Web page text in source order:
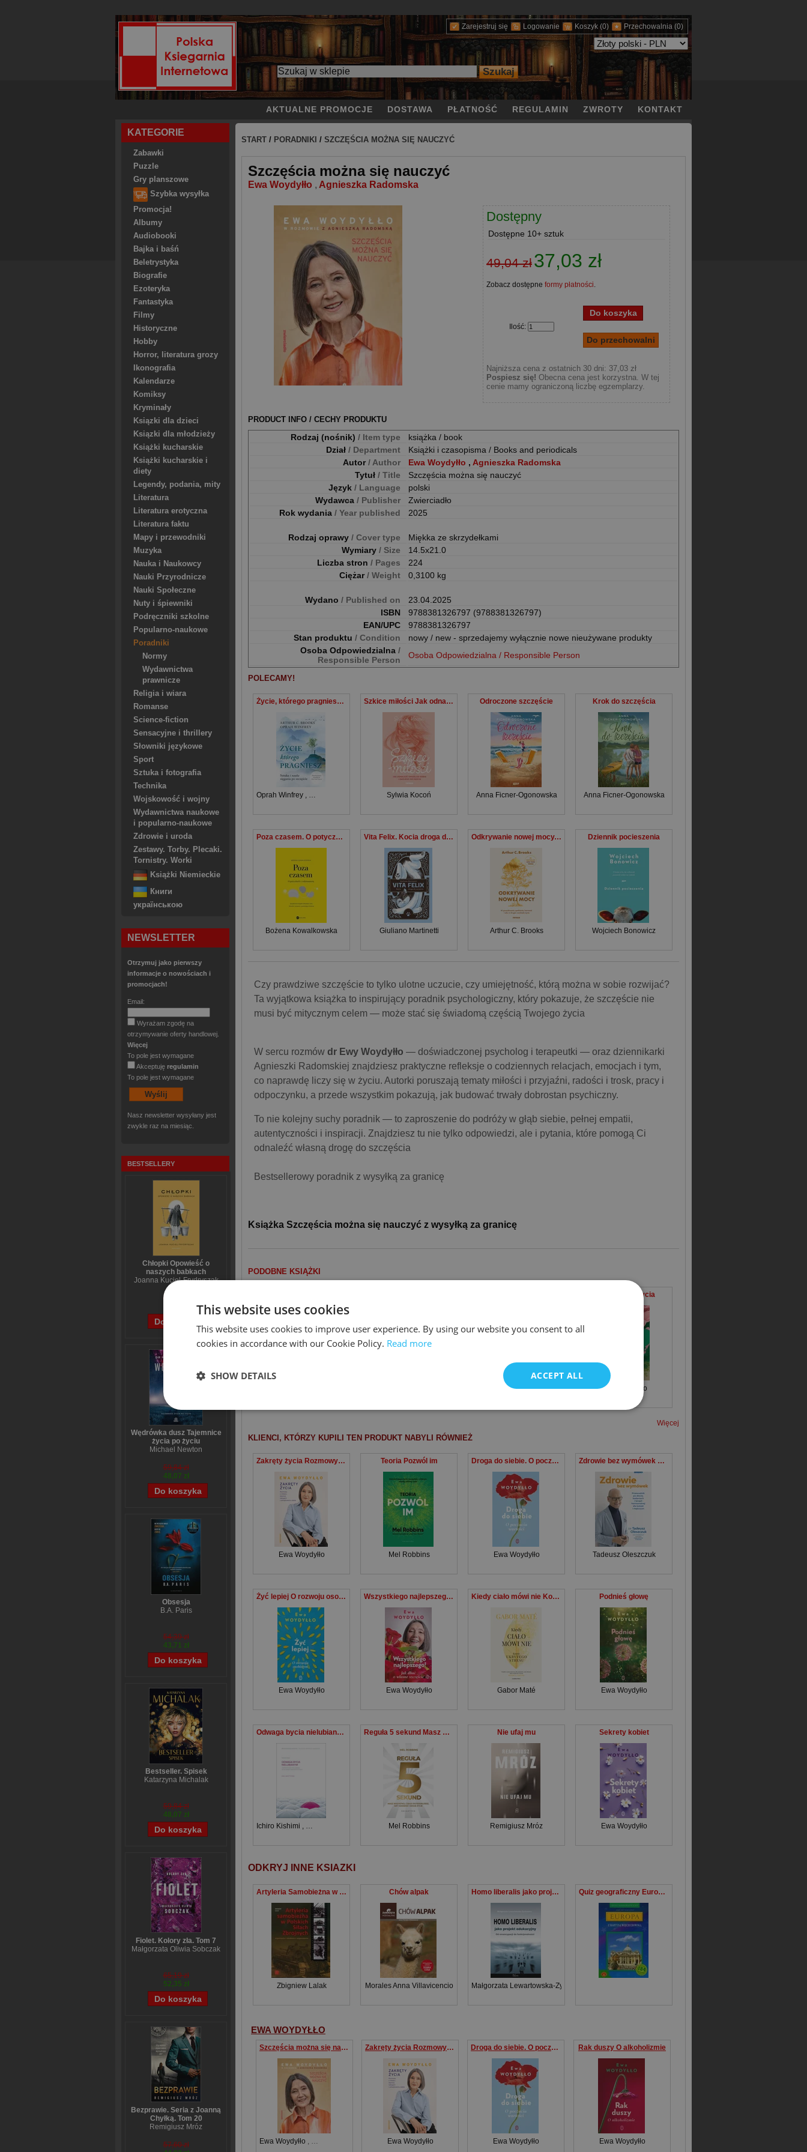
Zarejestruj się Logowanie Koszyk (0) Przechowalnia (0)
AKTUALNE PROMOCJE DOSTAWA PŁATNOŚĆ REGULAMIN ZWROTY KONTAKT
KATEGORIE
Zabawki
Puzzle
Gry planszowe
Szybka wysyłka
Promocja!
Albumy
Audiobooki
Bajka i baśń
Beletrystyka
Biografie
Ezoteryka
Fantastyka
Filmy
Historyczne
Hobby
Horror, literatura grozy
Ikonografia
Kalendarze
Komiksy
Kryminały
Ksiązki dla dzieci
Ksiązki dla młodzieży
Książki kucharskie
Książki kucharskie i
diety
Legendy, podania, mity
Literatura
Literatura erotyczna
Literatura faktu
Mapy i przewodniki
Muzyka
Nauka i Naukowcy
Nauki Przyrodnicze
Nauki Społeczne
Nuty i śpiewniki
Podręczniki szkolne
Popularno-naukowe
Poradniki
Normy
Wydawnictwa
prawnicze
Religia i wiara
Romanse
Science-fiction
Sensacyjne i thrillery
Słowniki językowe
Sport
Sztuka i fotografia
Technika
Wojskowość i wojny
Wydawnictwa naukowe
i popularno-naukowe
Zdrowie i uroda
Zestawy. Torby. Plecaki.
Tornistry. Worki
Książki Niemieckie
Книги
українською
NEWSLETTER
Otrzymuj jako pierwszy
informacje o nowościach i
promocjach!
Email:
Wyrażam zgodę na
otrzymywanie oferty handlowej.
Więcej
To pole jest wymagane
Akceptuję regulamin
To pole jest wymagane
Nasz newsletter wysyłany jest
zwykle raz na miesiąc.
BESTSELLERY
Chłopki Opowieść o
naszych babkach
Joanna Kuciel-Frydryszak
70,44 zł
Wędrówka dusz Tajemnice
życia po życiu
Michael Newton
59,84 zł
48,07 zł
Obsesja
B.A. Paris
54,39 zł
43,71 zł
Bestseller. Spisek
Katarzyna Michalak
59,84 zł
48,07 zł
Fiolet. Kolory zła. Tom 7
Małgorzata Oliwia Sobczak
65,19 zł
52,35 zł
Bezprawie. Seria z Joanną
Chyłką. Tom 20
Remigiusz Mróz
57,60 zł
START / PORADNIKI / SZCZĘŚCIA MOŻNA SIĘ NAUCZYĆ
Szczęścia można się nauczyć
Ewa Woydyłło , Agnieszka Radomska
Dostępny
Dostępne 10+ sztuk
49,04 zł37,03 zł
Zobacz dostępne formy płatności.
Ilość:
Najniższa cena z ostatnich 30 dni: 37,03 zł
Pospiesz się! Obecna cena jest korzystna. W tej
cenie mamy ograniczoną liczbę egzemplarzy.
PRODUCT INFO / CECHY PRODUKTU
Rodzaj (nośnik) / Item type
książka / book
Dział / Department
Książki i czasopisma / Books and periodicals
Autor/ Author Ewa Woydyłło , Agnieszka Radomska
Tytuł / Title
Szczęścia można się nauczyć
Język / Language
polski
Wydawca / Publisher
Zwierciadło
Rok wydania / Year published 2025
Rodzaj oprawy / Cover type
Miękka ze skrzydełkami
Wymiary / Size
14.5x21.0
Liczba stron / Pages
224
Ciężar/ Weight 0,3100 kg
Wydano / Published on
23.04.2025
ISBN
9788381326797 (9788381326797)
EAN/UPC
9788381326797
Stan produktu / Condition
nowy / new - sprzedajemy wyłącznie nowe nieużywane produkty
Osoba Odpowiedzialna /
Responsible Person
Osoba Odpowiedzialna / Responsible Person
POLECAMY!
Życie, którego pragniesz Sztuka i nauka sięgania po szczęście
Oprah Winfrey , Arthur C. Brooks
Szkice miłości Jak odnaleźć drogę do siebie i swojego szczęścia
Sylwia Kocoń
Odroczone szczęście
Anna Ficner-Ogonowska
Krok do szczęścia
Anna Ficner-Ogonowska
Poza czasem. O potyczkach z codziennością
Bożena Kowalkowska
Vita Felix. Kocia droga do szczęścia
Giuliano Martinetti
Odkrywanie nowej mocy. W poszukiwaniu spełnienia, harmonii i celu w drugim rozdziale życia
Arthur C. Brooks
Dziennik pocieszenia
Wojciech Bonowicz
Czy prawdziwe szczęście to tylko ulotne uczucie, czy umiejętność, którą można w sobie rozwijać?
Ta wyjątkowa książka to inspirujący poradnik psychologiczny, który pokazuje, że szczęście nie
musi być mitycznym celem — może stać się świadomą częścią Twojego życia
W sercu rozmów dr Ewy Woydyłło — doświadczonej psycholog i terapeutki — oraz dziennikarki
Agnieszki Radomskiej znajdziesz praktyczne refleksje o codziennych relacjach, emocjach i tym,
co naprawdę liczy się w życiu. Autorki poruszają tematy miłości i przyjaźni, radości i trosk, pracy i
odpoczynku, a przede wszystkim pokazują, jak budować trwały dobrostan psychiczny.
To nie kolejny suchy poradnik — to zaproszenie do podróży w głąb siebie, pełnej empatii,
autentyczności i inspiracji. Znajdziesz tu nie tylko odpowiedzi, ale i pytania, które pomogą Ci
odnaleźć własną drogę do szczęścia
Bestsellerowy poradnik z wysyłką za granicę
Książka Szczęścia można się nauczyć z wysyłką za granicę
PODOBNE KSIĄŻKI
Grażyna Tallar
Świętowanie życia
Ewa Woydyłło
Więcej
KLIENCI, KTÓRZY KUPILI TEN PRODUKT NABYLI RÓWNIEŻ
Zakręty życia Rozmowy o miłości, depresji, nałogach i odnajdywaniu siebie
Ewa Woydyłło
Teoria Pozwól im
Mel Robbins
Droga do siebie. O poczuciu wartości
Ewa Woydyłło
Zdrowie bez wymówek Przewodnik po diecie, badaniach i terapii hormonalnej dla kobiet i mężczyzn
Tadeusz Oleszczuk
Żyć lepiej O rozwoju osobistym
Ewa Woydyłło
Wszystkiego najlepszego! Jak dbać o własne szczęście
Ewa Woydyłło
Kiedy ciało mówi nie Koszty ukrytego stresu
Gabor Maté
Podnieś głowę
Ewa Woydyłło
Odwaga bycia nielubianym Japoński fenomen, który pokazuje, jak być wolnym i odmienić własne życie
Ichiro Kishimi
Reguła 5 sekund Masz wszystko czego potrzebujesz, aby odmienić swoje życie
Mel Robbins
Nie ufaj mu
Remigiusz Mróz
Sekrety kobiet
Ewa Woydyłło
ODKRYJ INNE KSIAZKI
Artyleria Samobieżna w Polskich Siłach Zbrojny organizacja działania wyposażenie
Zbigniew Lalak
Chów alpak
Morales Anna Villavicencio
Homo liberalis jako projekt edukacyjny Od emancypacji do funkcjonalności
Małgorzata Lewartowska-Zychowicz
Quiz geograficzny Europa z Martyną Wojciechowską
EWA WOYDYŁŁO
Szczęścia można się nauczyć
Ewa Woydyłło
Zakręty życia Rozmowy o miłości, depresji, nałogach i odnajdywaniu siebie
Ewa Woydyłło
Droga do siebie. O poczuciu wartości
Ewa Woydyłło
Rak duszy O alkoholizmie
Ewa Woydyłło
This website uses cookies
This website uses cookies to improve user experience. By using our website you consent to all
cookies in accordance with our Cookie Policy. Read more
ACCEPT ALL
SHOW DETAILS